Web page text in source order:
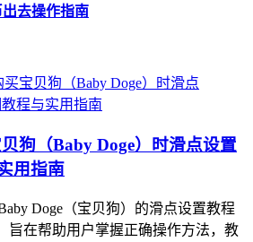
去操作指南
狗（Baby Doge）时滑点设置
用指南
Doge（宝贝狗）的滑点设置教程
旨在帮助用户掌握正确操作方法，教